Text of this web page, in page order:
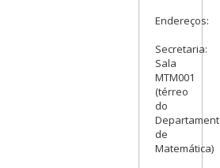
Endereços:
Secretaria:
Sala
MTM001
(térreo
do
de
Matemática)